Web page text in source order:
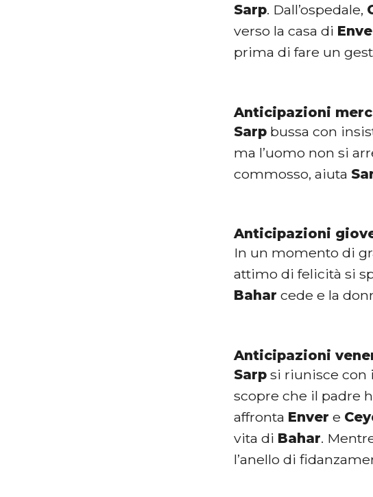
Sarp. Dall’ospedale,
verso la casa di
prima di fare un
Anticipazioni
Sarp bussa con
ma l’uomo non si
commosso, aiuta
Anticipazioni
In un momento di
attimo di felicità si
Bahar cede e la
Anticipazioni
Sarp si riunisce con
scopre che il padre
affronta Enver e
vita di Bahar.
l’anello di